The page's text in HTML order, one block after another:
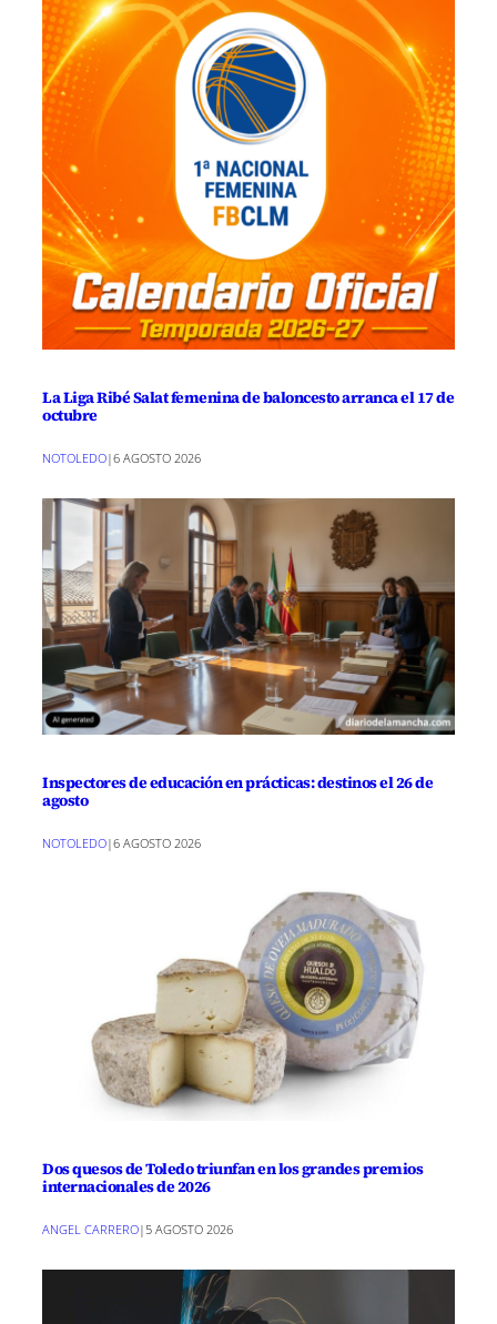
La Liga Ribé Salat femenina de baloncesto arranca el 17 de
octubre
NOTOLEDO|6 AGOSTO 2026
Inspectores de educación en prácticas: destinos el 26 de
agosto
NOTOLEDO|6 AGOSTO 2026
Dos quesos de Toledo triunfan en los grandes premios
internacionales de 2026
ANGEL CARRERO| 5 AGOSTO 2026